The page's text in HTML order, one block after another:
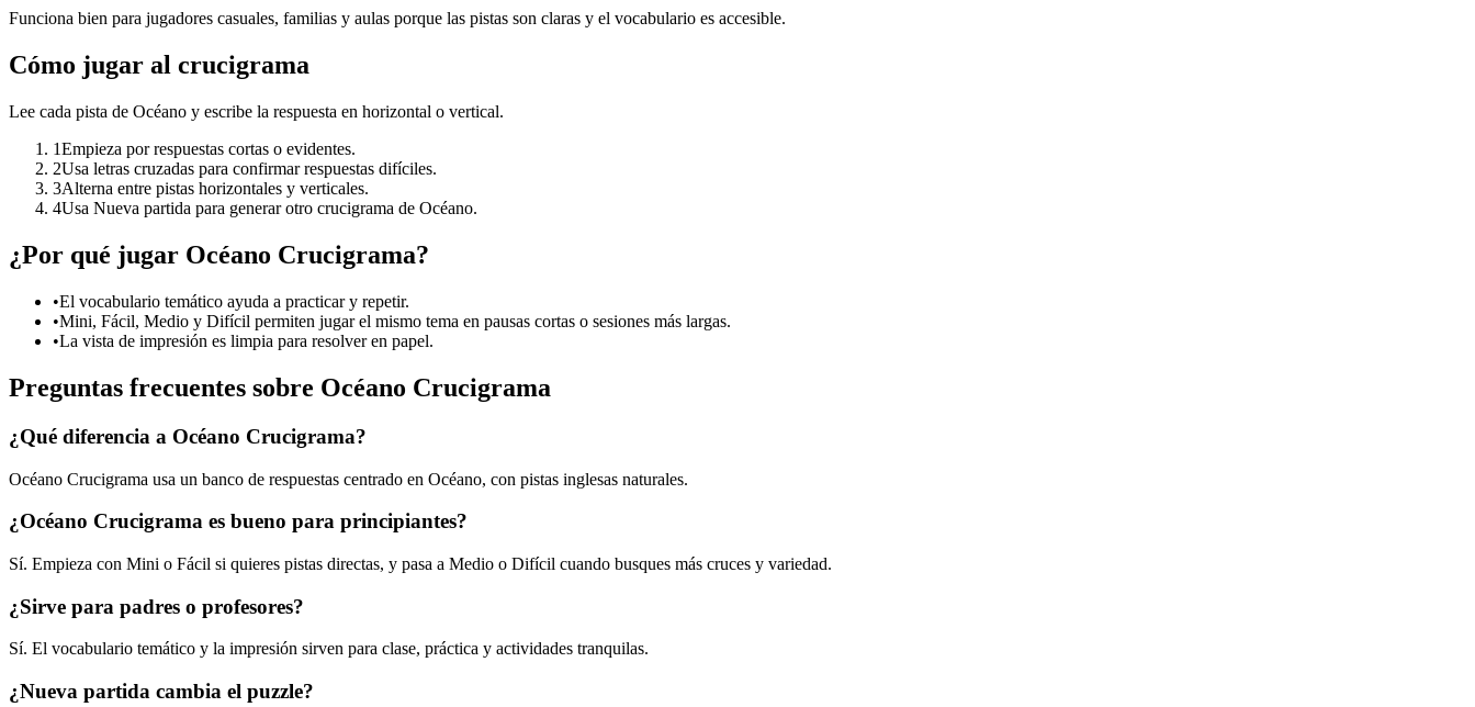
Funciona bien para jugadores casuales, familias y aulas porque las pistas son claras y el vocabulario es accesible.
Cómo jugar al crucigrama
Lee cada pista de Océano y escribe la respuesta en horizontal o vertical.
1Empieza por respuestas cortas o evidentes.
2Usa letras cruzadas para confirmar respuestas difíciles.
3Alterna entre pistas horizontales y verticales.
4Usa Nueva partida para generar otro crucigrama de Océano.
¿Por qué jugar Océano Crucigrama?
•El vocabulario temático ayuda a practicar y repetir.
•Mini, Fácil, Medio y Difícil permiten jugar el mismo tema en pausas cortas o sesiones más largas.
•La vista de impresión es limpia para resolver en papel.
Preguntas frecuentes sobre Océano Crucigrama
¿Qué diferencia a Océano Crucigrama?
Océano Crucigrama usa un banco de respuestas centrado en Océano, con pistas inglesas naturales.
¿Océano Crucigrama es bueno para principiantes?
Sí. Empieza con Mini o Fácil si quieres pistas directas, y pasa a Medio o Difícil cuando busques más cruces y variedad.
¿Sirve para padres o profesores?
Sí. El vocabulario temático y la impresión sirven para clase, práctica y actividades tranquilas.
¿Nueva partida cambia el puzzle?